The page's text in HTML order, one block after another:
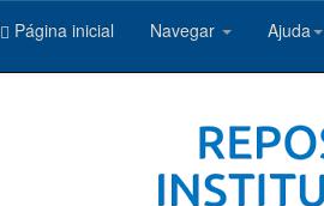
Página inicial Navegar Ajuda